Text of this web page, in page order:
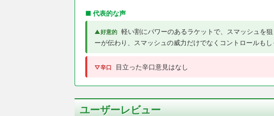
■ 代表的な声
▲好意的 軽い割にパワーのあるラケットで、スマッシュを
ーが伝わり、スマッシュの威力だけでなくコントロールもし
▽辛口 目立った辛口意見はなし
ユーザーレビュー